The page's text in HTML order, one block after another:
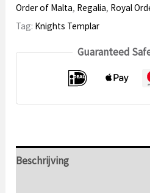
Order of Malta, Regalia, Royal
Tag: Knights Templar
Guaranteed
Beschrijving